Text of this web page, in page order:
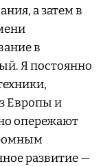
а затем в
в
Я постоянно
Европы и
опережают
развитие —